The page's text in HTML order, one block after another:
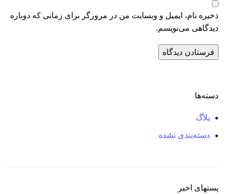
ذخیره نام، ایمیل و وبسایت من در مرورگر برای زمانی که دوباره
دیدگاهی می‌نویسم.
دسته‌ها
بلاگ
دسته‌بندی نشده
پستهای اخیر